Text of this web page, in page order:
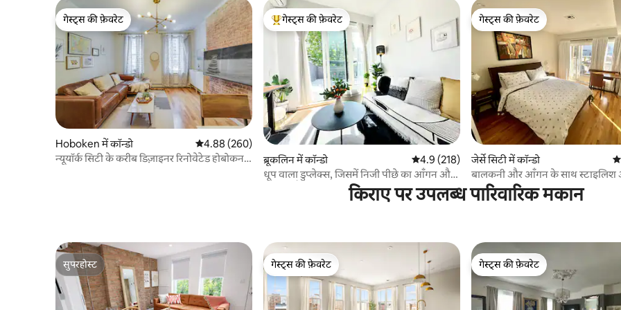
गेस्ट्स की फ़ेवरेट
गेस्ट्स की फ़ेवरेट
Hoboken में कॉन्डो औसत रेटिंग 5 में से 4.88, 260 समीक्षाएँ
4.88 (260)
न्यूयॉर्क सिटी के करीब डिज़ाइनर रिनोवेटेड होबोकन 1
गेस्ट्स का टॉप फ़ेवरेट
गेस्ट्स की फ़ेवरेट
ब्रूकलिन में कॉन्डो औसत रेटिंग 5 में से 4.9, 218 समीक्षाएँ
4.9 (218)
धूप वाला डुप्लेक्स, जिसमें निजी पीछे का आँगन और
गेस्ट्स की फ़ेवरेट
गेस्ट्स की फ़ेवरेट
जेर्से सिटी में कॉन्डो
बालकनी और आँगन के साथ स्टाइलिश
न्यूयॉर्क के लिए 20 मिनट
किराए पर उपलब्ध पारिवारिक मकान
सुपरहोस्ट
सुपरहोस्ट
गेस्ट्स की फ़ेवरेट
गेस्ट्स की फ़ेवरेट
गेस्ट्स की फ़ेवरेट
गेस्ट्स की फ़ेवरेट